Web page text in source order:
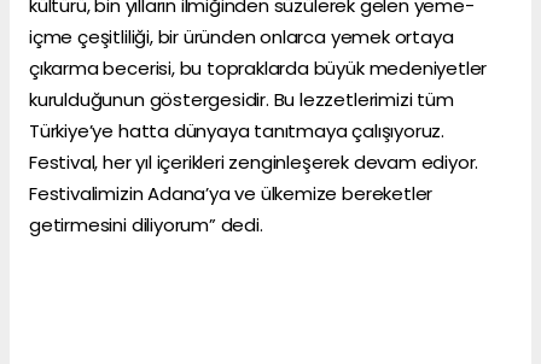
kültürü, bin yılların ilmiğinden süzülerek gelen yeme-
içme çeşitliliği, bir üründen onlarca yemek ortaya
çıkarma becerisi, bu topraklarda büyük medeniyetler
kurulduğunun göstergesidir. Bu lezzetlerimizi tüm
Türkiye’ye hatta dünyaya tanıtmaya çalışıyoruz.
Festival, her yıl içerikleri zenginleşerek devam ediyor.
Festivalimizin Adana’ya ve ülkemize bereketler
getirmesini diliyorum” dedi.